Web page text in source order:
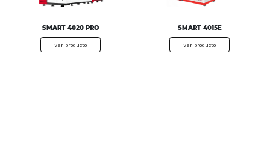
SMART 4020 PRO
Ver producto
SMART 4015E
Ver producto